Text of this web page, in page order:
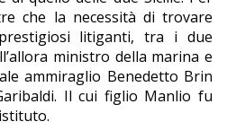
che la necessità di trovare
litiganti, tra i due
ministro della marina e
ammiraglio Benedetto Brin
Il cui figlio Manlio fu